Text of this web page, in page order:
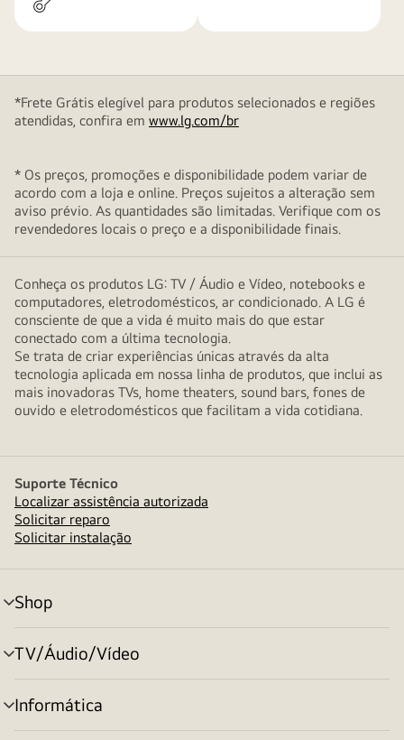
*Frete Grátis elegível para produtos selecionados e regiões
atendidas, confira em www.lg.com/br
* Os preços, promoções e disponibilidade podem variar de
acordo com a loja e online. Preços sujeitos a alteração sem
aviso prévio. As quantidades são limitadas. Verifique com os
revendedores locais o preço e a disponibilidade finais.
Conheça os produtos LG: TV / Áudio e Vídeo, notebooks e
computadores, eletrodomésticos, ar condicionado. A LG é
consciente de que a vida é muito mais do que estar
conectado com a última tecnologia.
Se trata de criar experiências únicas através da alta
tecnologia aplicada em nossa linha de produtos, que inclui as
mais inovadoras TVs, home theaters, sound bars, fones de
ouvido e eletrodomésticos que facilitam a vida cotidiana.
Suporte Técnico
Localizar assistência autorizada
Solicitar reparo
Solicitar instalação
Shop
alternar
menu
TV/Áudio/Vídeo
alternar
menu
Informática
alternar
menu